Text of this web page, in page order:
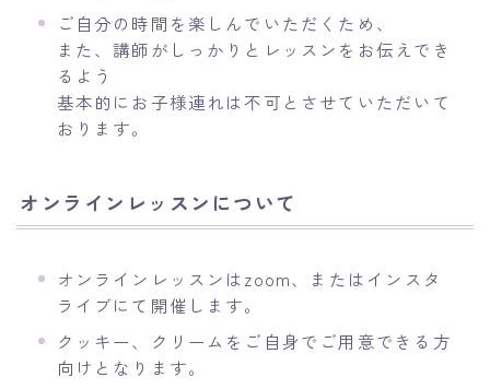
ご自分の時間を楽しんでいただくため、
また、講師がしっかりとレッスンをお伝えでき
るよう
基本的にお子様連れは不可とさせていただいて
おります。
オンラインレッスンについて
オンラインレッスンはzoom、またはインスタ
ライブにて開催します。
クッキー、クリームをご自身でご用意できる方
向けとなります。